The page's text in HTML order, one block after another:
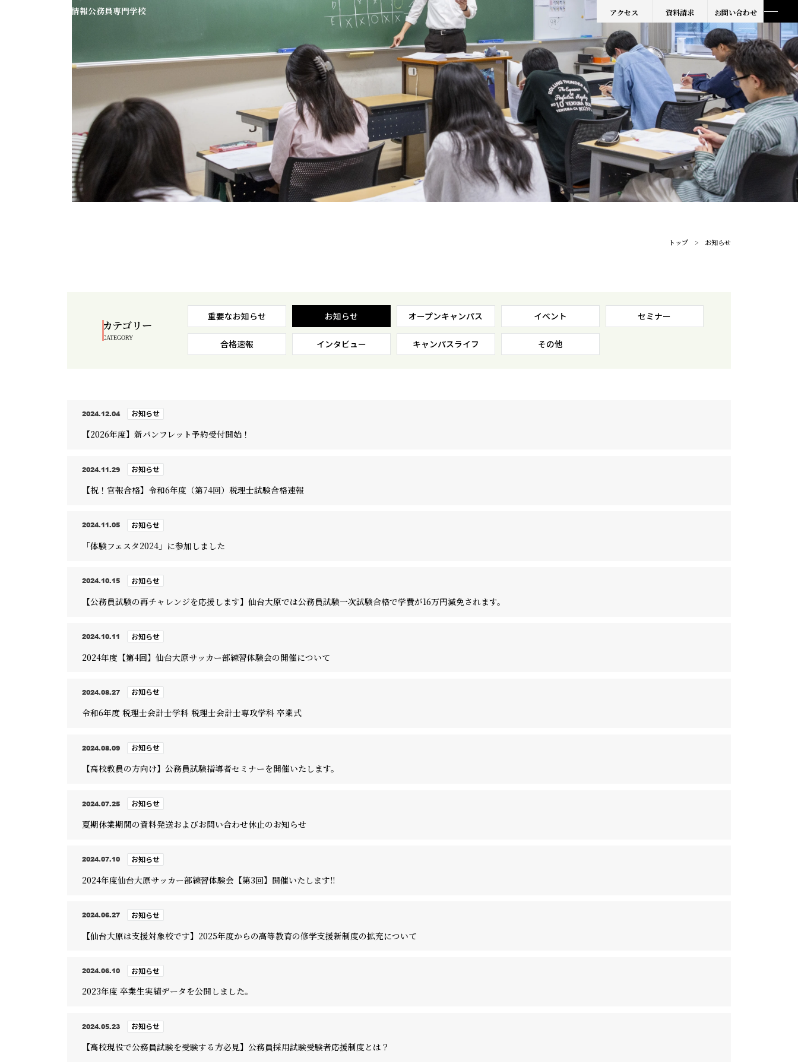
仙台大原簿記情報公務員専門学校 アクセス 資料請求 お問い合わせ
保護者の皆様へ
社会人・大学生の皆様へ
高校教員の皆様へ
高校1・2年生の皆様へ
卒業生の方へ
仙台大原ってこんな学校
学校紹介
公務員・就職・資格に強い10の理由
学生紹介
卒業生紹介
クラブ＆サークル
大学編入・大学院進学について
系統紹介
公務員系
事務系
税理士・会計士系
公務員・就職・資格実績
公務員合格実績
特待生制度について
学費支援制度について
#青春Expressとオープンキャンパスに申し込む
オンライン学校・入試説明会
コラム
高校生対象｜無料セミナー・模擬試験
トップ お知らせ
カテゴリー
CATEGORY
重要なお知らせ お知らせ オープンキャンパス イベント セミナー
合格速報 インタビュー キャンパスライフ その他
2024.12.04 お知らせ
【2026年度】新パンフレット予約受付開始！
2024.11.29 お知らせ
【祝！官報合格】令和6年度（第74回）税理士試験合格速報
2024.11.05 お知らせ
「体験フェスタ2024」に参加しました
2024.10.15 お知らせ
【公務員試験の再チャレンジを応援します】仙台⼤原では公務員試験⼀次試験合格で学費が16万円減免されます。
2024.10.11 お知らせ
2024年度【第4回】仙台大原サッカー部練習体験会の開催について
2024.08.27 お知らせ
令和6年度 税理士会計士学科 税理士会計士専攻学科 卒業式
2024.08.09 お知らせ
【高校教員の方向け】公務員試験指導者セミナーを開催いたします。
2024.07.25 お知らせ
夏期休業期間の資料発送およびお問い合わせ休止のお知らせ
2024.07.10 お知らせ
2024年度仙台大原サッカー部練習体験会【第3回】開催いたします!!
2024.06.27 お知らせ
【仙台大原は支援対象校です】2025年度からの高等教育の修学支援新制度の拡充について
2024.06.10 お知らせ
2023年度 卒業生実績データを公開しました。
2024.05.23 お知らせ
【高校現役で公務員試験を受験する方必見】公務員採用試験受験者応援制度とは？